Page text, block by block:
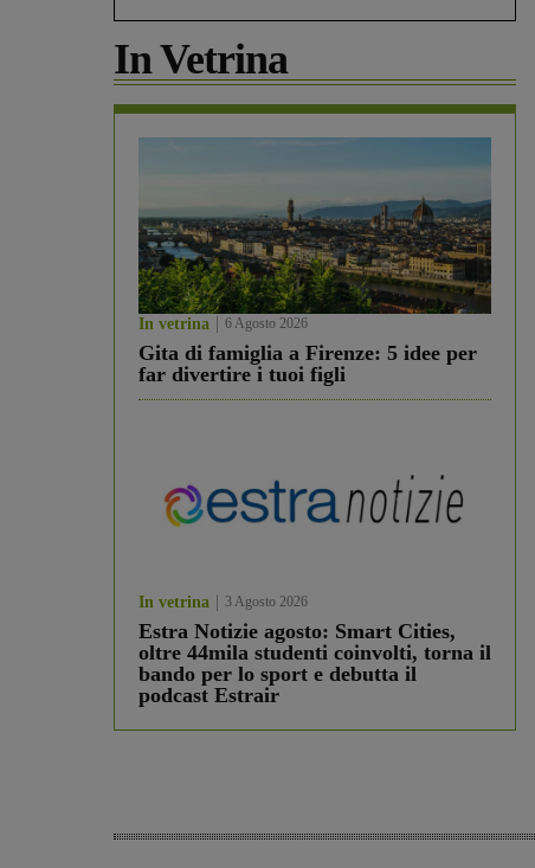
In Vetrina
In vetrina 6 Agosto 2026
Gita di famiglia a Firenze: 5 idee per
far divertire i tuoi figli
In vetrina 3 Agosto 2026
Estra Notizie agosto: Smart Cities,
oltre 44mila studenti coinvolti, torna il
bando per lo sport e debutta il
podcast Estrair